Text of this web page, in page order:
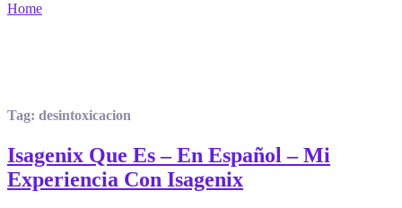
Home
Tag: desintoxicacion
Isagenix Que Es – En Español – Mi
Experiencia Con Isagenix